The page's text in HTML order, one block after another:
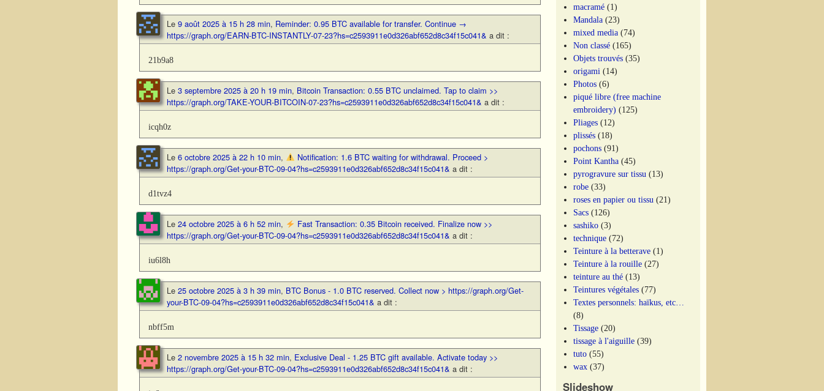
Le 9 août 2025 à 15 h 28 min, Reminder: 0.95 BTC available for transfer. Continue →
https://graph.org/EARN-BTC-INSTANTLY-07-23?hs=c2593911e0d326abf652d8c34f15c041& a dit :
21b9a8
Le 3 septembre 2025 à 20 h 19 min, Bitcoin Transaction: 0.55 BTC unclaimed. Tap to claim >>
https://graph.org/TAKE-YOUR-BITCOIN-07-23?hs=c2593911e0d326abf652d8c34f15c041& a dit :
icqh0z
Le 6 octobre 2025 à 22 h 10 min,
Notification: 1.6 BTC waiting for withdrawal. Proceed >
https://graph.org/Get-your-BTC-09-04?hs=c2593911e0d326abf652d8c34f15c041& a dit :
d1tvz4
Le 24 octobre 2025 à 6 h 52 min,
Fast Transaction: 0.35 Bitcoin received. Finalize now >>
https://graph.org/Get-your-BTC-09-04?hs=c2593911e0d326abf652d8c34f15c041& a dit :
iu6l8h
Le 25 octobre 2025 à 3 h 39 min, BTC Bonus - 1.0 BTC reserved. Collect now > https://graph.org/Get-
your-BTC-09-04?hs=c2593911e0d326abf652d8c34f15c041& a dit :
nbff5m
Le 2 novembre 2025 à 15 h 32 min, Exclusive Deal - 1.25 BTC gift available. Activate today >>
https://graph.org/Get-your-BTC-09-04?hs=c2593911e0d326abf652d8c34f15c041& a dit :
macramé (1)
Mandala (23)
mixed media (74)
Non classé (165)
Objets trouvés (35)
origami (14)
Photos (6)
piqué libre (free machine
embroidery) (125)
Pliages (12)
plissés (18)
pochons (91)
Point Kantha (45)
pyrogravure sur tissu (13)
robe (33)
roses en papier ou tissu (21)
Sacs (126)
sashiko (3)
technique (72)
Teinture à la betterave (1)
Teinture à la rouille (27)
teinture au thé (13)
Teintures végétales (77)
Textes personnels: haïkus, etc…
(8)
Tissage (20)
tissage à l'aiguille (39)
tuto (55)
wax (37)
Slideshow